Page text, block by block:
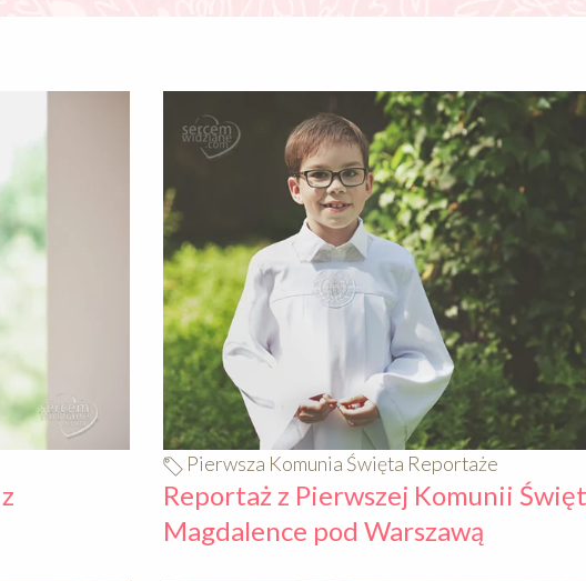
Pierwsza Komunia Święta Reportaże
Reportaż z Pierwszej Komunii
Magdalence pod Warszawą